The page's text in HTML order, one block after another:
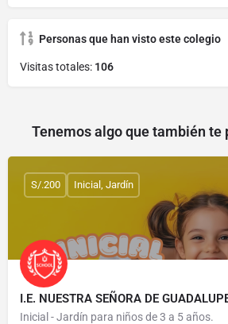
Personas que han visto este colegio
Visitas totales: 106
Tenemos algo que también te
I.E. NUESTRA SEÑORA DE
Inicial - Jardín para niños de 3 a 5 años.
S/.200 Inicial, Jardín